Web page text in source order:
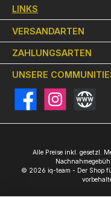
LINKS
VERSANDARTEN
ZAHLUNGSARTEN
UNSERE
FacebookInstagramWebsite
Alle Preise inkl. gesetzl.
© 2026 iq-team - Der Shop